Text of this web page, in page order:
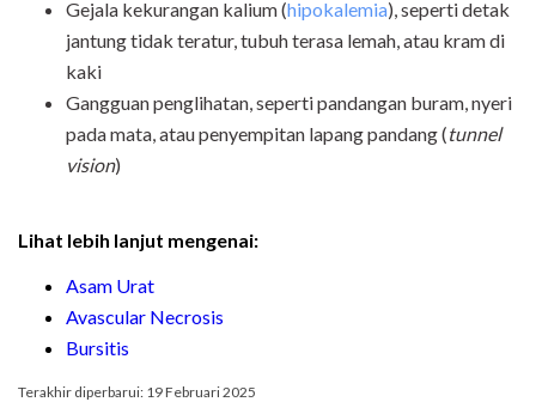
Gejala kekurangan kalium (hipokalemia), seperti detak
jantung tidak teratur, tubuh terasa lemah, atau kram di
kaki
Gangguan penglihatan, seperti pandangan buram, nyeri
pada mata, atau penyempitan lapang pandang (tunnel
vision)
Lihat lebih lanjut mengenai:
Asam Urat
Avascular Necrosis
Bursitis
Terakhir diperbarui: 19 Februari 2025